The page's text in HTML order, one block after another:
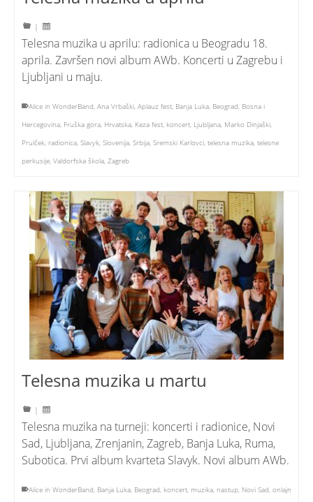
|
Telesna muzika u aprilu: radionica u Beogradu 18.
aprila. Završen novi album AWb. Koncerti u Zagrebu i
Ljubljani u maju.
Alice in WonderBand, Ana Vrbaški, Aplauz fest, Banja Luka, Beograd, Bosna i
Hercegovina, Fruška gora, Hrvatska, Keza fest, koncert, Ljubljana, Marko Dinjaški,
Prulček, radionica, Slavyk, Slovenija, Srbija, Sremski Karlovci, telesna muzika, telesne
perkusije, Valdorfska škola, Zagreb
Telesna muzika u martu
|
Telesna muzika na turneji: koncerti i radionice, Novi
Sad, Ljubljana, Zrenjanin, Zagreb, Banja Luka, Ruma,
Subotica. Prvi album kvarteta Slavyk. Novi album AWb.
Alice in WonderBand, Banja Luka, Beograd, koncert, muzika, nastup, Novi Sad, onlajn